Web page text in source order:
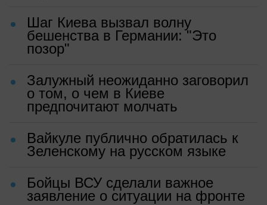
Шаг Киева вызвал волну
бешенства в Германии: "Это
позор"
Залужный неожиданно заговорил
о том, о чем в Киеве
предпочитают молчать
Вайкуле публично обратилась к
Зеленскому на русском языке
Бойцы ВСУ сделали важное
заявление о ситуации на фронте